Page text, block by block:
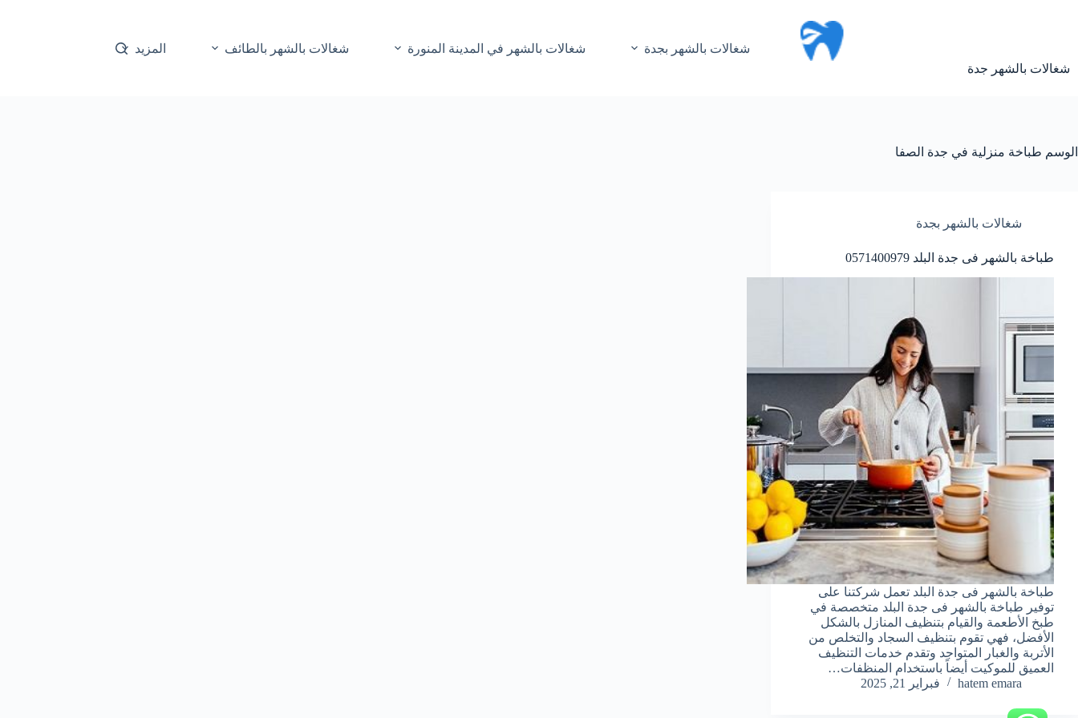
شغالات بالشهر جدة
شغالات بالشهر بجدة شغالات بالشهر في المدينة المنورة شغالات بالشهر بالطائف المزيد
الوسم طباخة منزلية في جدة الصفا
شغالات بالشهر بجدة
طباخة بالشهر فى جدة البلد 0571400979
طباخة بالشهر فى جدة البلد تعمل شركتنا على
توفير طباخة بالشهر فى جدة البلد متخصصة في
طبخ الأطعمة والقيام بتنظيف المنازل بالشكل
الأفضل، فهي تقوم بتنظيف السجاد والتخلص من
الأتربة والغبار المتواجد وتقدم خدمات التنظيف
العميق للموكيت أيضاً باستخدام المنظفات…
hatem emara
فبراير 21, 2025